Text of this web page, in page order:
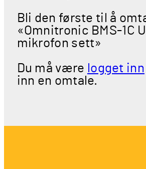
Bli den første til å
«Omnitronic BMS-1C
mikrofon sett»
Du må være logget inn
inn en omtale.